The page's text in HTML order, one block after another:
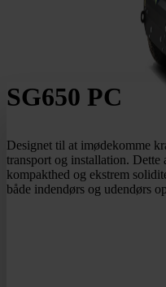
SG650 PC
Designet til at imødekomme
transport og installation. Dette
kompakthed og ekstrem
både indendørs og udendørs